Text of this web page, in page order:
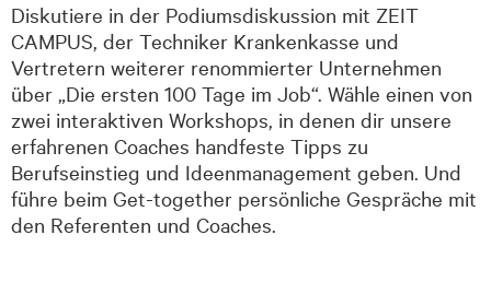
Diskutiere in der Podiumsdiskussion mit ZEIT
CAMPUS, der Techniker Krankenkasse und
Vertretern weiterer renommierter Unternehmen
über „Die ersten 100 Tage im Job“. Wähle einen von
zwei interaktiven Workshops, in denen dir unsere
erfahrenen Coaches handfeste Tipps zu
Berufseinstieg und Ideenmanagement geben. Und
führe beim Get-together persönliche Gespräche mit
den Referenten und Coaches.